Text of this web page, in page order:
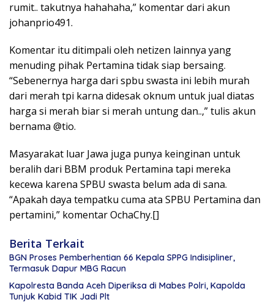
rumit.. takutnya hahahaha,” komentar dari akun
johanprio491.
Komentar itu ditimpali oleh netizen lainnya yang
menuding pihak Pertamina tidak siap bersaing.
“Sebenernya harga dari spbu swasta ini lebih murah
dari merah tpi karna didesak oknum untuk jual diatas
harga si merah biar si merah untung dan..,” tulis akun
bernama @tio.
Masyarakat luar Jawa juga punya keinginan untuk
beralih dari BBM produk Pertamina tapi mereka
kecewa karena SPBU swasta belum ada di sana.
“Apakah daya tempatku cuma ata SPBU Pertamina dan
pertamini,” komentar OchaChy.[]
Berita Terkait
BGN Proses Pemberhentian 66 Kepala SPPG Indisipliner,
Termasuk Dapur MBG Racun
Kapolresta Banda Aceh Diperiksa di Mabes Polri, Kapolda
Tunjuk Kabid TIK Jadi Plt